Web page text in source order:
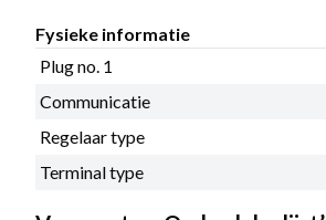
Fysieke informatie
Plug no. 1
Communicatie
Regelaar type
Terminal type